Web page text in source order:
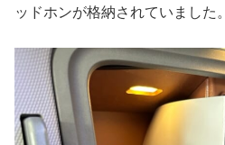
ッドホンが格納されていました。